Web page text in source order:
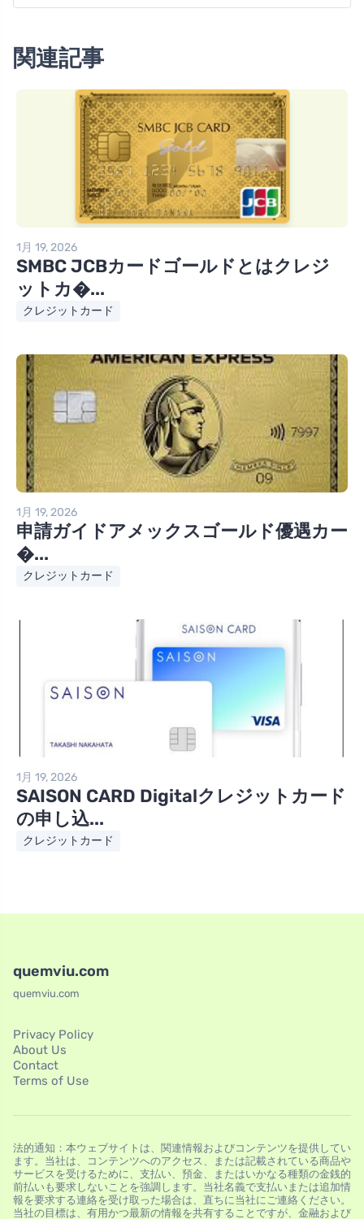
関連記事
1月 19, 2026
SMBC JCBカードゴールドとはクレジ
ットカ�...
クレジットカード
1月 19, 2026
申請ガイドアメックスゴールド優遇カー
�...
クレジットカード
1月 19, 2026
SAISON CARD Digitalクレジットカード
の申し込...
クレジットカード
quemviu.com
quemviu.com
Privacy Policy
About Us
Contact
Terms of Use
法的通知：本ウェブサイトは、関連情報およびコンテンツを提供してい
ます。当社は、コンテンツへのアクセス、または記載されている商品や
サービスを受けるために、支払い、預金、またはいかなる種類の金銭的
前払いも要求しないことを強調します。当社名義で支払いまたは追加情
報を要求する連絡を受け取った場合は、直ちに当社にご連絡ください。
当社の目標は、有用かつ最新の情報を共有することですが、金融および